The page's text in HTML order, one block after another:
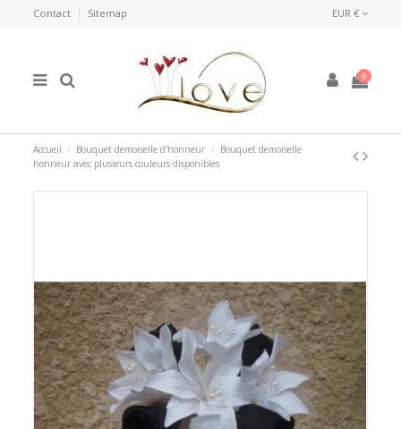
Contact Sitemap EUR €
0
Accueil Bouquet demoiselle d'honneur
Bouquet demoiselle
honneur avec plusieurs couleurs disponibles